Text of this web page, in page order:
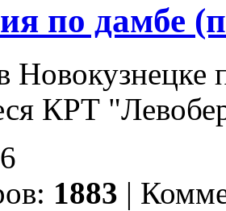
по дамбе
КРТ
1883 |